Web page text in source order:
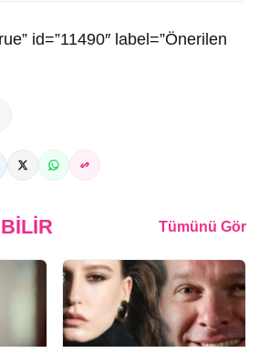
id=”11490″ label=”Önerilen
Tümünü Gör